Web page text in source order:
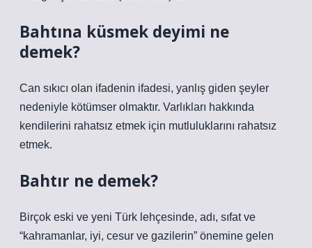
Bahtına küsmek deyimi ne
demek?
Can sıkıcı olan ifadenin ifadesi, yanlış giden şeyler
nedeniyle kötümser olmaktır. Varlıkları hakkında
kendilerini rahatsız etmek için mutluluklarını rahatsız
etmek.
Bahtır ne demek?
Birçok eski ve yeni Türk lehçesinde, adı, sıfat ve
“kahramanlar, iyi, cesur ve gazilerin” önemine gelen